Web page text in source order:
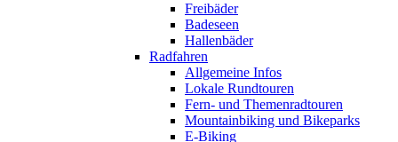
Freibäder
Badeseen
Hallenbäder
Radfahren
Allgemeine Infos
Lokale Rundtouren
Fern- und Themenradtouren
Mountainbiking und Bikeparks
E-Biking